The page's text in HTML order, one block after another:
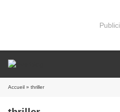
Accueil » thriller